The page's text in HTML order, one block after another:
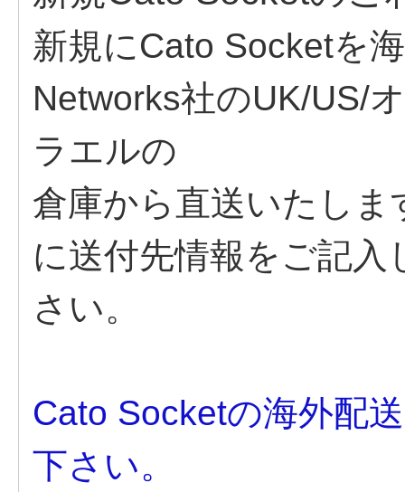
新規にCato Socketを
Networks社のUK/US/
ラエルの
倉庫から直送いたし
に送付先情報をご記
さい。
Cato Socketの海外配
下さい。